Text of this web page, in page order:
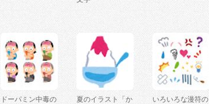
ドーパミン中毒の
夏のイラスト「か
いろいろな漫符の